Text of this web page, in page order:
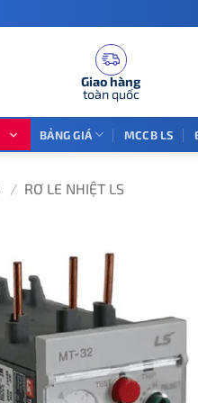
Giao hàng
toàn quốc
BẢNG GIÁ MCCB LS
/ RƠ LE NHIỆT LS